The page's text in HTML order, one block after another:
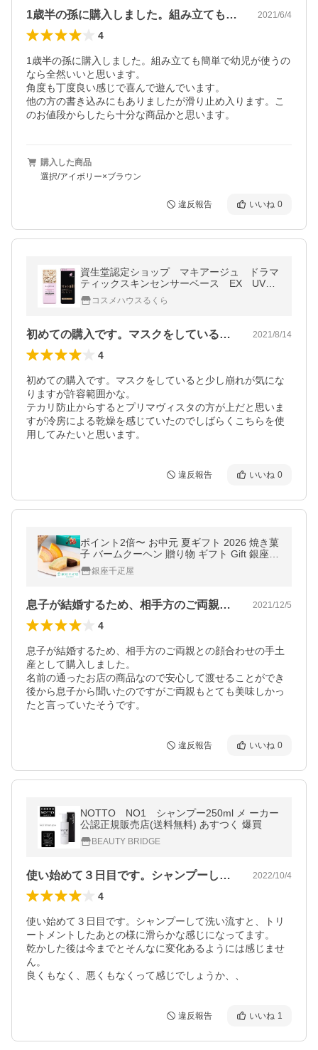
1歳半の孫に購入しました。組み立ても簡… 2021/6/4
4
1歳半の孫に購入しました。組み立ても簡単で幼児が使うの
なら全然いいと思います。
角度も丁度良い感じで喜んで遊んでいます。
他の方の書き込みにもありましたが滑り止め入ります。こ
のお値段からしたら十分な商品かと思います。
購入した商品
選択/アイボリー×ブラウン
違反報告 いいね 0
資生堂認定ショップ マキアージュ ドラマ
ティックスキンセンサーベース EX UV
＋ トーンアップ
コスメハウスるくら
初めての購入です。マスクをしていると少… 2021/8/14
4
初めての購入です。マスクをしていると少し崩れが気にな
りますが許容範囲かな。
テカリ防止からするとプリマヴィスタの方が上だと思いま
すが冷房による乾燥を感じていたのでしばらくこちらを使
用してみたいと思います。
違反報告 いいね 0
ポイント2倍〜 お中元 夏ギフト 2026 焼き菓
子 バームクーヘン 贈り物 ギフト Gift 銀座千
疋屋 送料無料 銀座フルーツクーヘン16個
銀座千疋屋
息子が結婚するため、相手方のご両親との… 2021/12/5
4
息子が結婚するため、相手方のご両親との顔合わせの手土
産として購入しました。
名前の通ったお店の商品なので安心して渡せることができ
後から息子から聞いたのですがご両親もとても美味しかっ
たと言っていたそうです。
違反報告 いいね 0
NOTTO NO1 シャンプー250ml メ ーカー
公認正規販売店(送料無料) あすつく 爆買
BEAUTY BRIDGE
使い始めて３日目です。シャンプーして洗… 2022/10/4
4
使い始めて３日目です。シャンプーして洗い流すと、トリ
ートメントしたあとの様に滑らかな感じになってます。
乾かした後は今までとそんなに変化あるようには感じませ
ん。
良くもなく、悪くもなくって感じでしょうか、、
違反報告 いいね 1